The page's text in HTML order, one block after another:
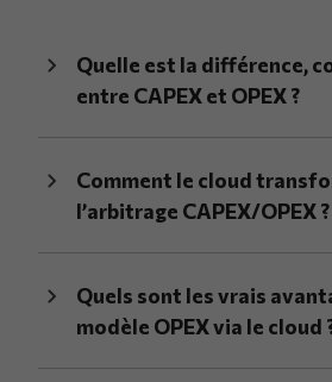
Quelle est la différence,
entre CAPEX et OPEX ?
Comment le cloud
l’arbitrage CAPEX/OPEX ?
Quels sont les vrais
modèle OPEX via le cloud